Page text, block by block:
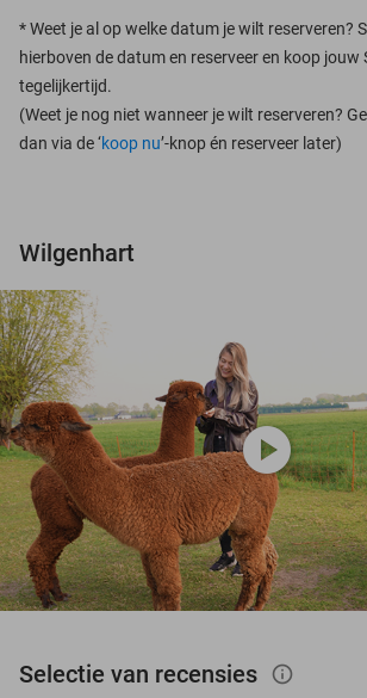
*Weet je al op welke datum je wilt reserveren?
hierboven de datum en reserveer en koop jouw
tegelijkertijd.
(Weet je nog niet wanneer je wilt reserveren?
dan via de ‘koop nu’-knop én reserveer later)
Wilgenhart
play_circle
Selectie van recensies info_outlined